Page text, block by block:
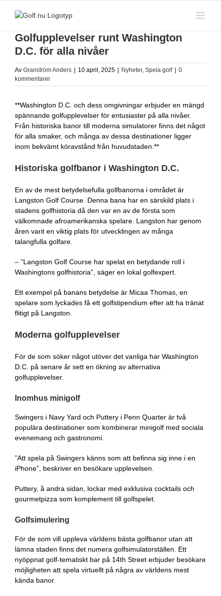
Golfupplevelser runt Washington
D.C. för alla nivåer
Av Granström Anders 10 april, 2025 Nyheter, Spela golf
0
kommentarer
**Washington D.C. och dess omgivningar erbjuder en mängd
spännande golfupplevelser för entusiaster på alla nivåer.
Från historiska banor till moderna simulatorer finns det något
för alla smaker, och många av dessa destinationer ligger
inom bekvämt köravstånd från huvudstaden.**
Historiska golfbanor i Washington D.C.
En av de mest betydelsefulla golfbanorna i området är
Langston Golf Course. Denna bana har en särskild plats i
stadens golfhistoria då den var en av de första som
välkomnade afroamerikanska spelare. Langston har genom
åren varit en viktig plats för utvecklingen av många
talangfulla golfare.
– ”Langston Golf Course har spelat en betydande roll i
Washingtons golfhistoria”, säger en lokal golfexpert.
Ett exempel på banans betydelse är Micaa Thomas, en
spelare som lyckades få ett golfstipendium efter att ha tränat
flitigt på Langston.
Moderna golfupplevelser
För de som söker något utöver det vanliga har Washington
D.C. på senare år sett en ökning av alternativa
golfupplevelser.
Inomhus minigolf
Swingers i Navy Yard och Puttery i Penn Quarter är två
populära destinationer som kombinerar minigolf med sociala
evenemang och gastronomi.
”Att spela på Swingers känns som att befinna sig inne i en
iPhone”, beskriver en besökare upplevelsen.
Puttery, å andra sidan, lockar med exklusiva cocktails och
gourmetpizza som komplement till golfspelet.
Golfsimulering
För de som vill uppleva världens bästa golfbanor utan att
lämna staden finns det numera golfsimulatorställen. Ett
nyöppnat golf-tematiskt bar på 14th Street erbjuder besökare
möjligheten att spela virtuellt på några av världens mest
kända banor.